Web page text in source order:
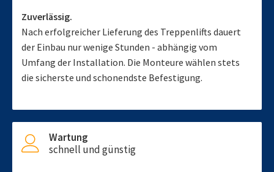
Zuverlässig.
Nach erfolgreicher Lieferung des Treppenlifts dauert
der Einbau nur wenige Stunden - abhängig vom
Umfang der Installation. Die Monteure wählen stets
die sicherste und schonendste Befestigung.
Wartung
schnell und günstig